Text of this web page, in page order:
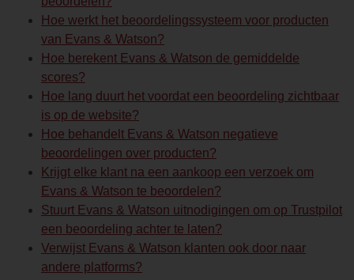
Hoe werkt het beoordelingssysteem voor producten
van Evans & Watson?
Hoe berekent Evans & Watson de gemiddelde
scores?
Hoe lang duurt het voordat een beoordeling zichtbaar
is op de website?
Hoe behandelt Evans & Watson negatieve
beoordelingen over producten?
Krijgt elke klant na een aankoop een verzoek om
Evans & Watson te beoordelen?
Stuurt Evans & Watson uitnodigingen om op Trustpilot
een beoordeling achter te laten?
Verwijst Evans & Watson klanten ook door naar
andere platforms?